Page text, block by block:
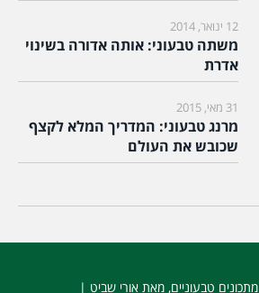
12 ינואר, 2014
משתה טבעוני: אותה אדורה בשינוי
אדרת
31 מאי, 2015
מרנג טבעוני: המדריך המלא לקצף
שכובש את העולם
מתכונים טבעוניים, מאת אורי שביט |